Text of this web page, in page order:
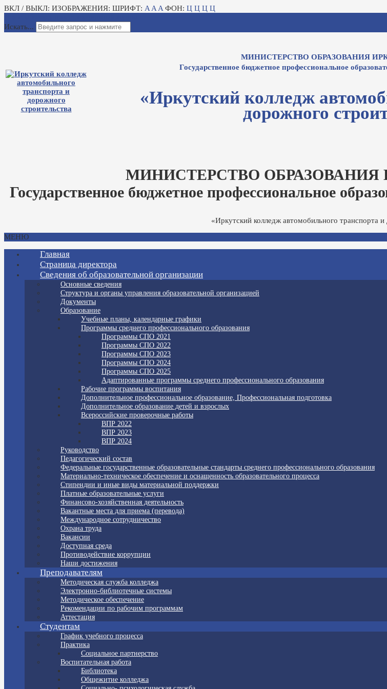
ВКЛ / ВЫКЛ: ИЗОБРАЖЕНИЯ: ШРИФТ: A A A ФОН: Ц Ц Ц Ц
Искать...
МИНИСТЕРСТВО ОБРАЗОВАНИЯ
Государственное бюджетное профессиональное
«Иркутский колледж
дорожного
МИНИСТЕРСТВО
Государственное бюджетное профессиональное
«Иркутский колледж автомобильного транспорта и
МЕНЮ
Главная
Страница директора
Сведения об образовательной организации
Основные сведения
Структура и органы управления образовательной организацией
Документы
Образование
Учебные планы, календарные графики
Программы среднего профессионального образования
Программы СПО 2021
Программы СПО 2022
Программы СПО 2023
Программы СПО 2024
Программы СПО 2025
Адаптированные программы среднего профессионального образования
Рабочие программы воспитания
Дополнительное профессиональное образование, Профессиональная подготовка
Дополнительное образование детей и взрослых
Всероссийские проверочные работы
ВПР 2022
ВПР 2023
ВПР 2024
Руководство
Педагогический состав
Федеральные государственные образовательные стандарты среднего профессионального образования
Материально-техническое обеспечение и оснащенность образовательного процесса
Стипендии и иные виды материальной поддержки
Платные образовательные услуги
Финансово-хозяйственная деятельность
Вакантные места для приема (перевода)
Международное сотрудничество
Охрана труда
Вакансии
Доступная среда
Противодействие коррупции
Наши достижения
Преподавателям
Методическая служба колледжа
Электронно-библиотечные системы
Методическое обеспечение
Рекомендации по рабочим программам
Аттестация
Студентам
График учебного процесса
Практика
Социальное партнерство
Воспитательная работа
Библиотека
Общежитие колледжа